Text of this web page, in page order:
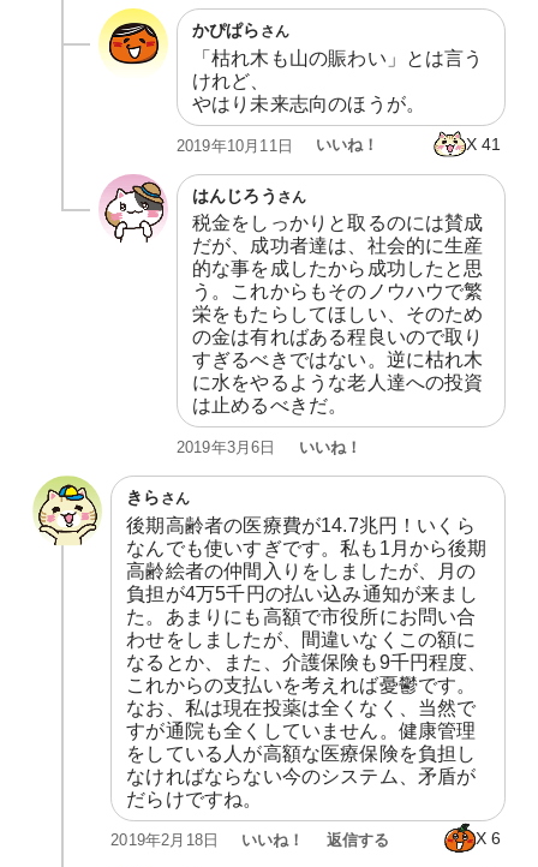
かぴぱら さん
「枯れ木も山の賑わい」とは言う
けれど、
やはり未来志向のほうが。
X41
2019年10月11日 いいね！
はんじろう さん
税金をしっかりと取るのには賛成
だが、成功者達は、社会的に生産
的な事を成したから成功したと思
う。これからもそのノウハウで繁
栄をもたらしてほしい、そのため
の金は有ればある程良いので取り
すぎるべきではない。逆に枯れ木
に水をやるような老人達への投資
は止めるべきだ。
2019年3月6日 いいね！
きら さん
後期高齢者の医療費が14.7兆円！いくら
なんでも使いすぎです。私も1月から後期
高齢絵者の仲間入りをしましたが、月の
負担が4万5千円の払い込み通知が来まし
た。あまりにも高額で市役所にお問い合
わせをしましたが、間違いなくこの額に
なるとか、また、介護保険も9千円程度、
これからの支払いを考えれば憂鬱です。
なお、私は現在投薬は全くなく、当然で
すが通院も全くしていません。健康管理
をしている人が高額な医療保険を負担し
なければならない今のシステム、矛盾が
だらけですね。
X6
2019年2月18日 いいね！ 返信する